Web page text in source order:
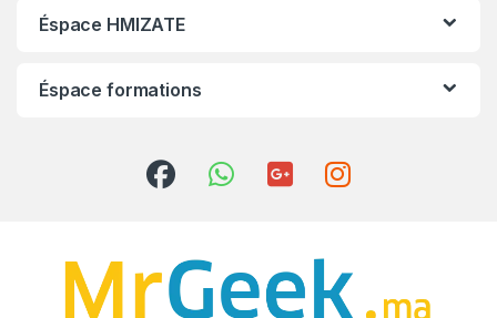
Éspace HMIZATE
Éspace formations